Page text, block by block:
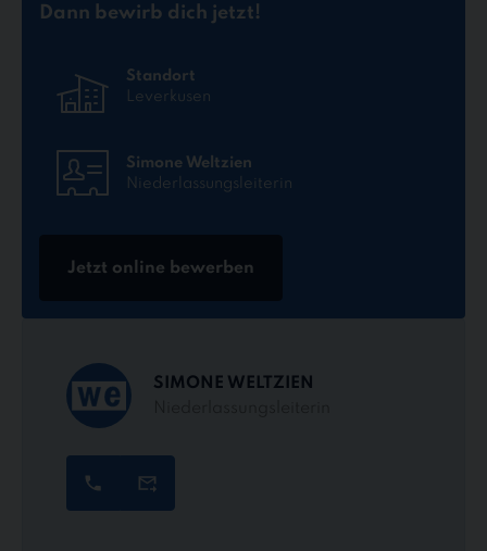
Dann bewirb dich jetzt!
Standort
Leverkusen
Simone Weltzien
Niederlassungsleiterin
Jetzt online bewerben
SIMONE WELTZIEN